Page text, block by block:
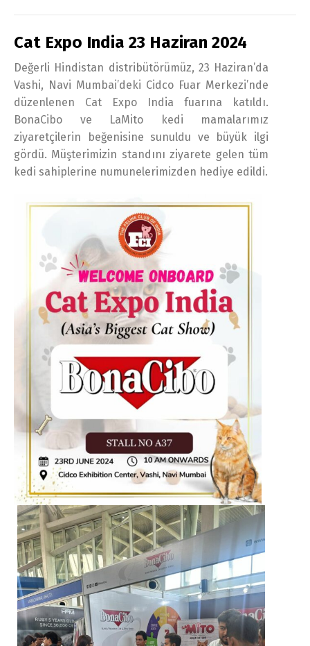
Cat Expo India 23 Haziran 2024
Değerli Hindistan distribütörümüz, 23 Haziran’da
Vashi, Navi Mumbai’deki Cidco Fuar Merkezi’nde
düzenlenen Cat Expo India fuarına katıldı.
BonaCibo ve LaMito kedi mamalarımız
ziyaretçilerin beğenisine sunuldu ve büyük ilgi
gördü. Müşterimizin standını ziyarete gelen tüm
kedi sahiplerine numunelerimizden hediye edildi.